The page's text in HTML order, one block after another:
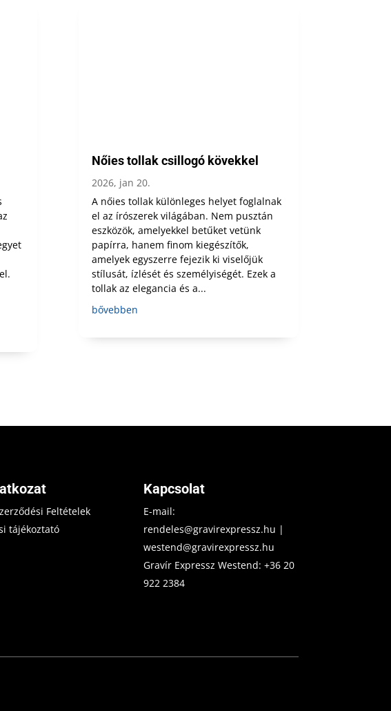
Nőies tollak csillogó kövekkel
2026, jan 20.
A nőies tollak különleges helyet foglalnak
el az írószerek világában. Nem pusztán
eszközök, amelyekkel betűket vetünk
papírra, hanem finom kiegészítők,
amelyek egyszerre fejezik ki viselőjük
stílusát, ízlését és személyiségét. Ezek a
tollak az elegancia és a...
bővebben
Feltételek
tájékoztató
Kapcsolat
E-mail:
rendeles@gravirexpressz.hu |
westend@gravirexpressz.hu
Gravír Expressz Westend:+36 20
922 2384